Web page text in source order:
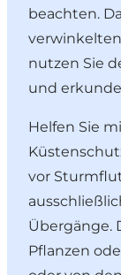
beachten.
nutzen Sie
und
Helfen Sie
vor
Übergänge.
Pflanzen